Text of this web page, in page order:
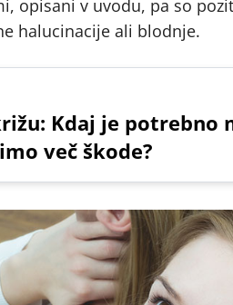
opisani v uvodu, pa so
halucinacije ali blodnje.
Kdaj je
več škode?